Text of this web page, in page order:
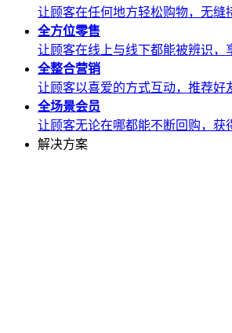
让顾客在任何地方轻松购物，无缝
全方位零售
让顾客在线上与线下都能被辨识，
全整合营销
让顾客以喜爱的方式互动，推荐好
全场景会员
让顾客无论在哪都能不断回购，获
解决方案